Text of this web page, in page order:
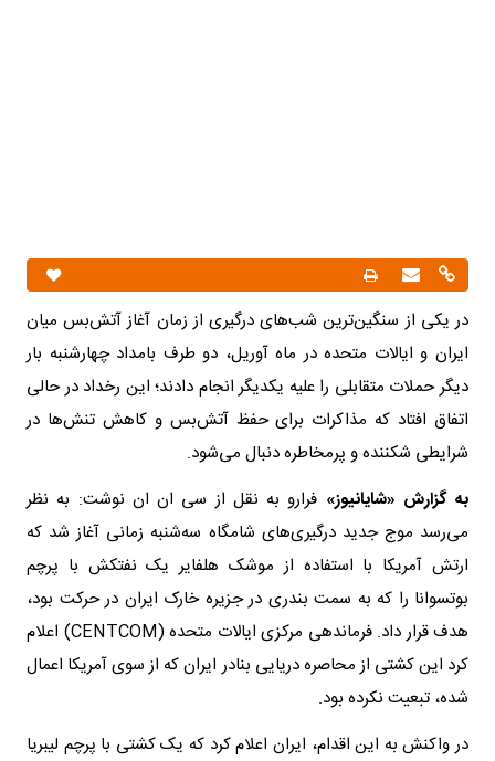
در یکی از سنگین‌ترین شب‌های درگیری از زمان آغاز آتش‌بس میان
ایران و ایالات متحده در ماه آوریل، دو طرف بامداد چهارشنبه بار
دیگر حملات متقابلی را علیه یکدیگر انجام دادند؛ این رخداد در حالی
اتفاق افتاد که مذاکرات برای حفظ آتش‌بس و کاهش تنش‌ها در
شرایطی شکننده و پرمخاطره دنبال می‌شود.
به گزارش «شایانیوز» فرارو به نقل از سی ان ان نوشت: به نظر
می‌رسد موج جدید درگیری‌های شامگاه سه‌شنبه زمانی آغاز شد که
ارتش آمریکا با استفاده از موشک هلفایر یک نفتکش با پرچم
بوتسوانا را که به سمت بندری در جزیره خارک ایران در حرکت بود،
هدف قرار داد. فرماندهی مرکزی ایالات متحده (CENTCOM) اعلام
کرد این کشتی از محاصره دریایی بنادر ایران که از سوی آمریکا اعمال
شده، تبعیت نکرده بود.
در واکنش به این اقدام، ایران اعلام کرد که یک کشتی با پرچم لیبریا